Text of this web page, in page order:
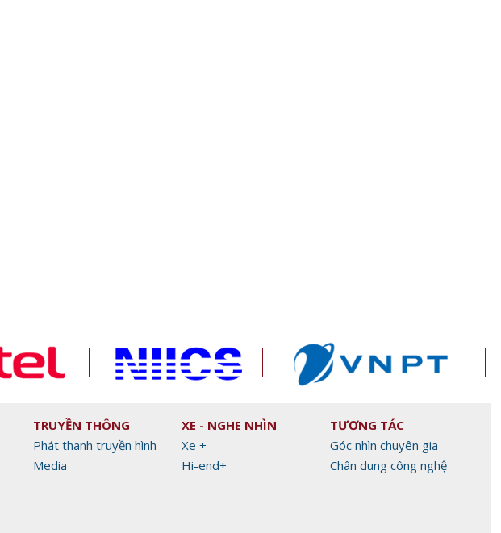
TRUYỀN THÔNG
Phát thanh truyền hình
Media
XE - NGHE NHÌN
Xe +
Hi-end+
TƯƠNG TÁC
Góc nhìn chuyên gia
Chân dung công nghệ